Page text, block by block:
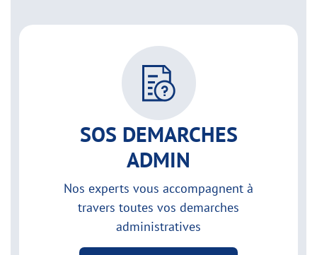
SOS DEMARCHES
ADMIN
Nos experts vous accompagnent à
travers toutes vos demarches
administratives